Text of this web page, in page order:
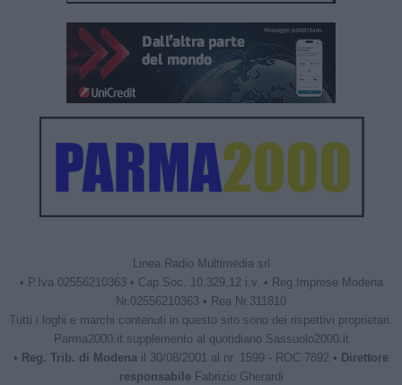
Linea Radio Multimedia srl
• P.Iva 02556210363 • Cap.Soc. 10.329,12 i.v. • Reg.Imprese Modena
Nr.02556210363 • Rea Nr.311810
Tutti i loghi e marchi contenuti in questo sito sono dei rispettivi proprietari.
Parma2000.it supplemento al quotidiano Sassuolo2000.it
• Reg. Trib. di Modena il 30/08/2001 al nr. 1599 - ROC 7892 • Direttore
responsabileFabrizio Gherardi